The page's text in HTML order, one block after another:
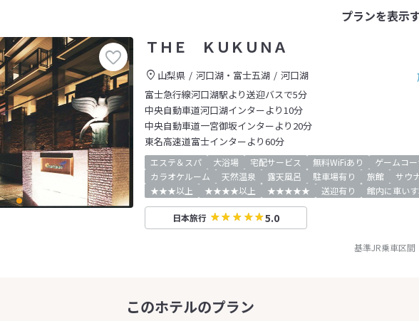
プランを表示
ＴＨＥ ＫＵＫＵＮＡ
山梨県 河口湖・富士五湖
河口湖
富士急行線河口湖駅より送迎バスで5分
中央自動車道河口湖インターより10分
中央自動車道一宮御坂インターより20分
東名高速道富士インターより60分
エステ＆スパ 大浴場 宅配サービス 無料WiFiあり
ゲームコ
カラオケルーム
天然温泉 露天風呂 駐車場有り 旅館
サウ
★★★以上
★★★★以上 ★★★★★ 送迎有り 館内に車い
日本旅行 5.0
基準JR乗車区間